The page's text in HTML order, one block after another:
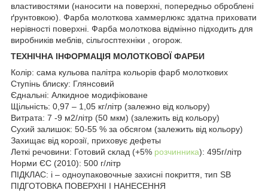
властивостями (наносити на поверхні, попередньо оброблені
ґрунтовкою). Фарба молоткова хаммерлюкс здатна приховати
нерівності поверхні. Фарба молоткова відмінно підходить для
виробників меблів, сільгосптехніки , огорож.
ТЕХНІЧНА ІНФОРМАЦІЯ МОЛОТКОВОЇ ФАРБИ
Колір: сама кульова палітра кольорів фарб молоткових
Ступінь блиску: Глянсовий
Єднальні: Алкидное модифіковане
Щільність: 0,97 – 1,05 кг/літр (залежно від кольору)
Витрата: 7 -9 м2/літр (50 мкм) (залежить від кольору)
Сухий залишок: 50-55 % за обсягом (залежить від кольору)
Захищає від корозії, приховує дефеты
Леткі речовини: Готовий склад (+5% розчинника): 495г/літр
Норми ЄС (2010): 500 г/літр
ПІДКЛАС: i – одноупаковочные захисні покриття, тип SB
ПІДГОТОВКА ПОВЕРХНІ І НАНЕСЕННЯ